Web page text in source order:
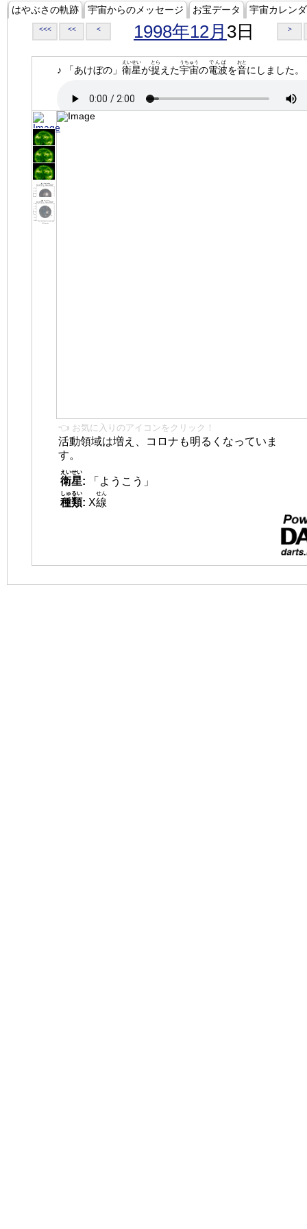
はやぶさの軌跡 宇宙からのメッセージ お宝データ 宇宙カレン
<<< << < 1998年12月 3日 >
♪ 「あけぼの」 衛星
えいせい
が捉
とら
えた宇宙
うちゅう
の電波
でんぱ
を音
おと
にしました。
👈 お気に入りのアイコンをクリック！
活動領域は増え、コロナも明るくなっていま
す。
衛星
えいせい
:
「ようこう」
種類
しゅるい
: X線
せん